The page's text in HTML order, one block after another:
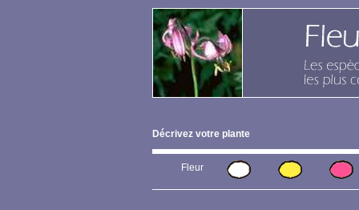
Décrivez votre plante
Fleur